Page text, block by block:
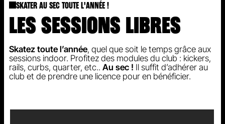
SKATER AU SEC TOUTE L'ANNÉE !
LES SESSIONS LIBRES
Skatez toute l’année, quel que soit le temps grâce aux
sessions indoor. Profitez des modules du club : kickers,
rails, curbs, quarter, etc.. Au sec ! Il suffit d’adhérer au
club et de prendre une licence pour en bénéficier.